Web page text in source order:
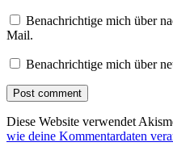
Benachrichtige mich über
Mail.
Benachrichtige mich über
Diese Website verwendet
wie deine Kommentardaten